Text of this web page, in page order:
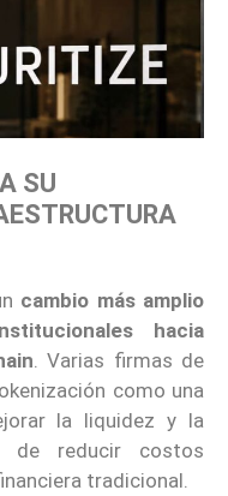
SU
cambio más amplio
hacia
. Varias firmas de
como una
la liquidez y la
de reducir costos
tradicional.